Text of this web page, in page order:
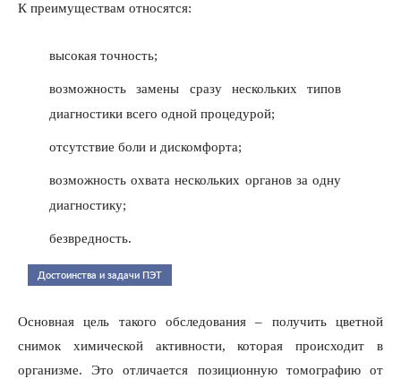
К преимуществам относятся:
высокая точность;
возможность замены сразу нескольких типов
диагностики всего одной процедурой;
отсутствие боли и дискомфорта;
возможность охвата нескольких органов за одну
диагностику;
безвредность.
Достоинства и задачи ПЭТ
Основная цель такого обследования – получить цветной
снимок химической активности, которая происходит в
организме. Это отличается позиционную томографию от